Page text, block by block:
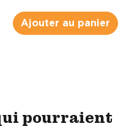
Ajouter au panier
pourraient